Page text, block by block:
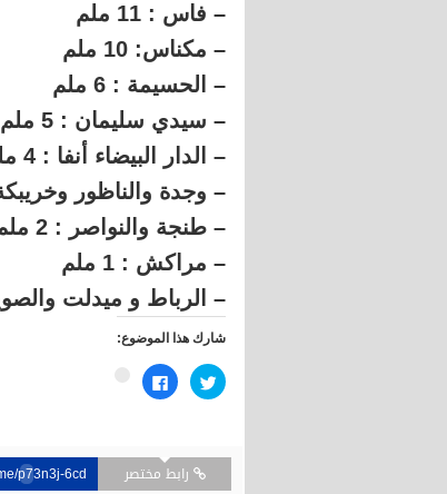
– فاس : 11 ملم
– مكناس: 10 ملم
– الحسيمة : 6 ملم
– سيدي سليمان : 5 ملم
– الدار البيضاء أنفا : 4 ملم
– وجدة والناظور وخريبكة : 3
– طنجة والنواصر : 2 ملم
– مراكش : 1 ملم
– الرباط و ميدلت
شارك هذا الموضوع:
اضغط
للمشاركة
نافذة
جديدة)
انقر
للمشاركة
نافذة
جديدة)
نافذة
رابط مختصر p73n3j-6cd